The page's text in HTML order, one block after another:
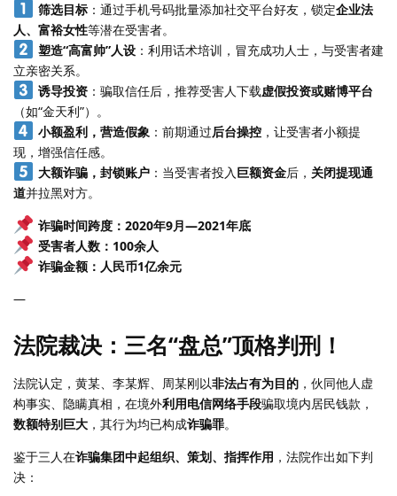
筛选目标：通过手机号码批量添加社交平台好友，锁定企业法
人、富裕女性等潜在受害者。
塑造“高富帅”人设：利用话术培训，冒充成功人士，与受害者建
立亲密关系。
诱导投资：骗取信任后，推荐受害人下载虚假投资或赌博平台
（如“金天利”）。
小额盈利，营造假象：前期通过后台操控，让受害者小额提
现，增强信任感。
大额诈骗，封锁账户：当受害者投入巨额资金后， 关闭提现通
道并拉黑对方。
诈骗时间跨度：2020年9月—2021年底
受害者人数：100余人
诈骗金额：人民币1亿余元
—
法院裁决：三名“盘总”顶格判刑！
法院认定，黄某、李某辉、周某刚以非法占有为目的 ，伙同他人虚
构事实、隐瞒真相，在境外利用电信网络手段骗取境内居民钱款，
数额特别巨大 ，其行为均已构成诈骗罪。
鉴于三人在诈骗集团中起组织、策划、指挥作用 ，法院作出如下判
决：